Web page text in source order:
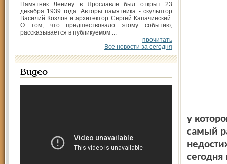
Памятник Ленину в Ярославле был открыт 23
декабря 1939 года. Авторы памятника - скульптор
Василий Козлов и архитектор Сергей Капачинский.
О том, что предшествовало этому событию,
рассказывается в публикуемом ...
прочитать
Все новости за сегодня
Видео
у
самый